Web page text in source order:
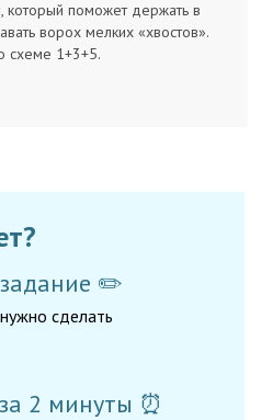
который поможет держать в
ворох мелких «хвостов».
схеме 1+3+5.
✏️
сделать
2 минуты ⏰